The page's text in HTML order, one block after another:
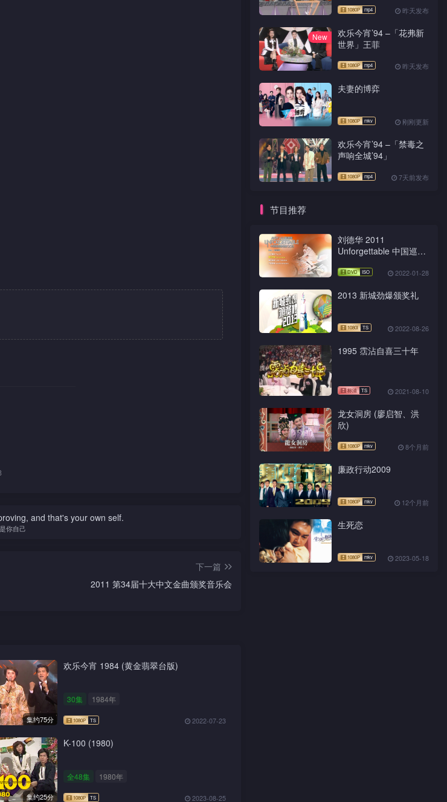
and that's your own self.
你自己
下一篇
2011 第34届十大中文金曲颁奖音乐会
集约75分
欢乐今宵 1984 (黄金翡翠台版)
30集 1984年
2022-07-23
集约25分
K-100 (1980)
全48集 1980年
2023-08-25
昨天发布
New
欢乐今宵’94 –「花弗新
世界」王菲
昨天发布
夫妻的博弈
刚刚更新
欢乐今宵’94 –「禁毒之
声响全城’94」
7天前发布
节目推荐
刘德华 2011
Unforgettable 中国巡迴
2022-01-28
2013 新城劲爆颁奖礼
2022-08-26
1995 霑沾自喜三十年
2021-08-10
龙女洞房 (廖启智、洪
欣)
8个月前
廉政行动2009
12个月前
生死恋
2023-05-18